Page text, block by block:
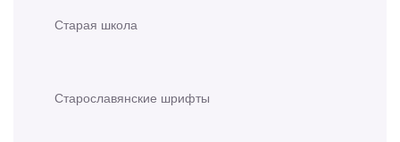
Старая школа
Старославянские шрифты